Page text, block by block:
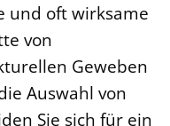
und oft wirksame
von
Geweben
Auswahl von
Sie sich für ein